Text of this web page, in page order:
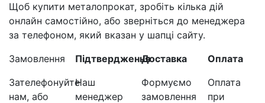
Щоб купити металопрокат, зробіть кілька дій
онлайн самостійно, або зверніться до менеджера
за телефоном, який вказан у шапці сайту.
Замовлення
Зателефонуйте
нам, або
Підтвердження
Наш
менеджер
Доставка
Формуємо
замовлення
Оплата
Оплата
при